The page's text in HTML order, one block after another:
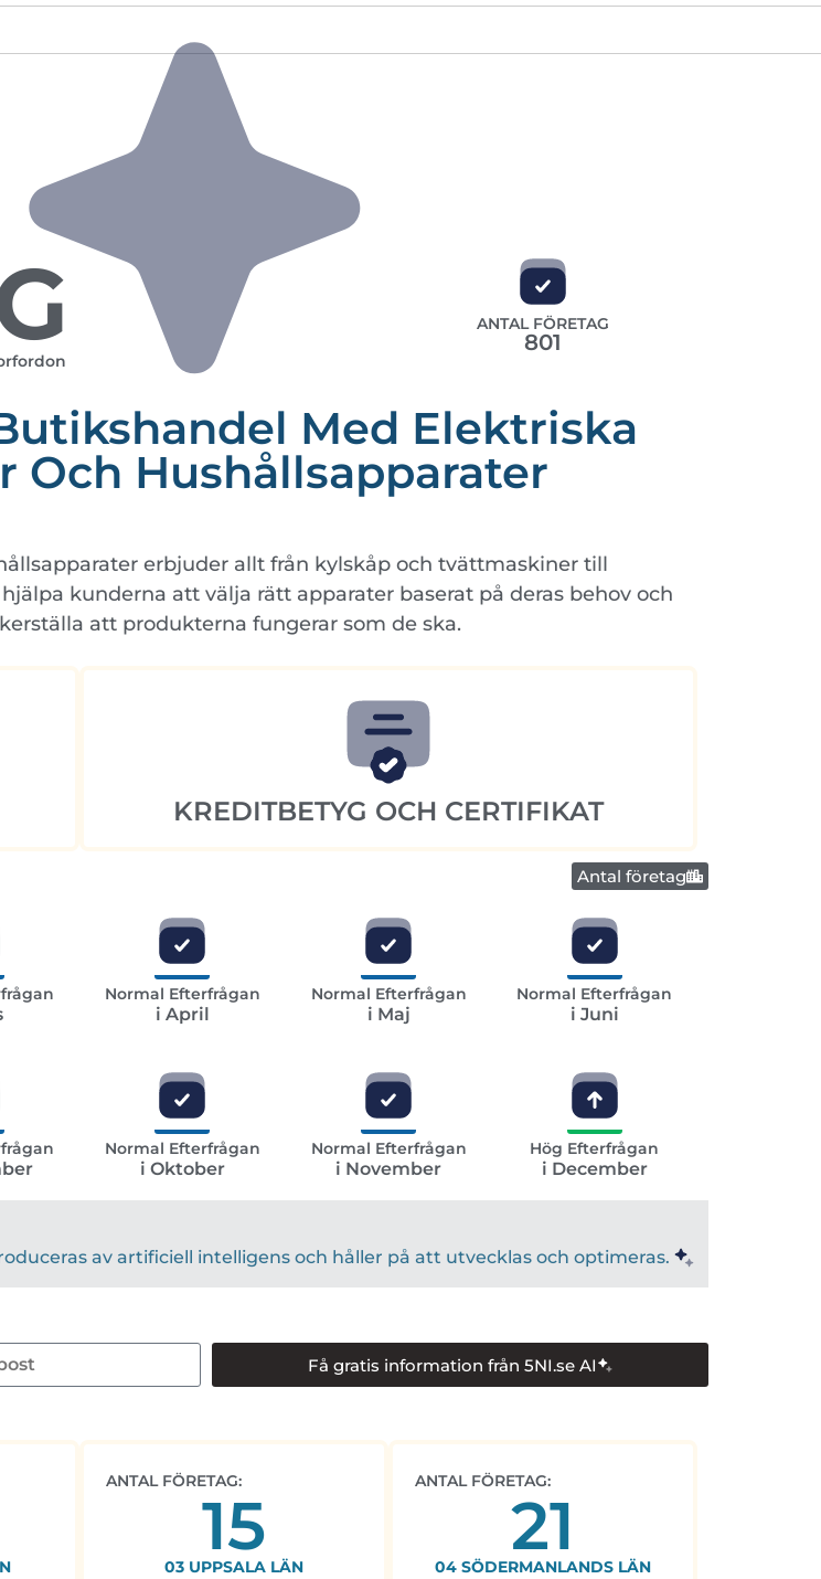
ANTAL FÖRETAG
801
Med Elektriska
Och Hushållsapparater
erbjuder allt från kylskåp och tvättmaskiner till
kunderna att välja rätt apparater baserat på deras behov och
att produkterna fungerar som de ska.
KREDITBETYG OCH CERTIFIKAT
Antal företag
Normal Efterfrågan
i April
Normal Efterfrågan
i Maj
Normal Efterfrågan
i Juni
Normal Efterfrågan
i Oktober
Normal Efterfrågan
i November
Hög Efterfrågan
i December
av artificiell intelligens och håller på att utvecklas och optimeras.
Få gratis information från 5NI.se AI
ANTAL FÖRETAG:
15
03 UPPSALA LÄN
ANTAL FÖRETAG:
21
04 SÖDERMANLANDS LÄN